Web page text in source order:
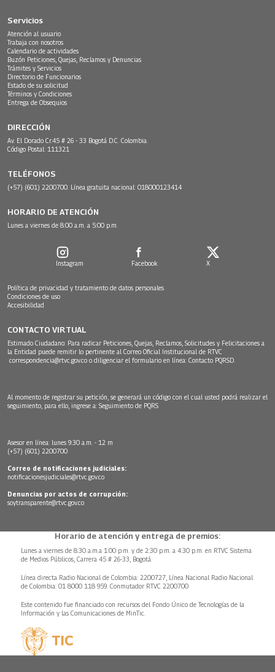
Servicios
Atención al usuario
Trabaja con nosotros
Calendario de actividades
Buzón Peticiones, Quejas, Reclamos y Denuncias
Trámites y Servicios
Directorio de Funcionarios
Estado de su solicitud
Términos y Condiciones
Entrega de Obsequios
DIRECCIÓN
Av. El Dorado Cr.45 # 26 - 33 Bogotá D.C. Colombia.
Código Postal: 111321
TELÉFONOS
(+57) (601) 2200700. Línea gratuita nacional: 018000123414
HORARIO DE ATENCIÓN
Lunes a viernes de 8:00 a.m. a 5:00 p.m.
Instagram Facebook X
Política de privacidad y tratamiento de datos personales
Condiciones de uso
Accesibilidad
CONTACTO VIRTUAL
Estimado Ciudadano: Para radicar Peticiones, Quejas, Reclamos, Solicitudes y Felicitaciones a
la Entidad puede remitir lo pertinente al Correo Oficial Institucional de RTVC
correspondencia@rtvc.gov.co o diligenciar el formulario en línea: Contacto PQRSD.
Al momento de registrar su petición, se generará un código con el cual usted podrá realizar el
seguimiento, para ello, ingrese a: Seguimiento de PQRS
Asesor en línea: lunes 9:30 a.m. - 12 m
(+57) (601) 2200700
Correo de notificaciones judiciales:
notificacionesjudiciales@rtvc.gov.co
Denuncias por actos de corrupción:
soytransparente@rtvc.gov.co
Horario de atención y entrega de premios:
Lunes a viernes de 8:30 a.m.a 1:00 p.m. y de 2:30 p.m. a 4:30 p.m. en RTVC Sistema
de Medios Públicos, Carrera 45 # 26-33, Bogotá.
Línea directa Radio Nacional de Colombia: 2200727, Línea Nacional Radio Nacional
de Colombia: 01 8000 118 959. Conmutador RTVC 2200700
Este contenido fue financiado con recursos del Fondo Único de Tecnologías de la
Información y las Comunicaciones de MinTic.